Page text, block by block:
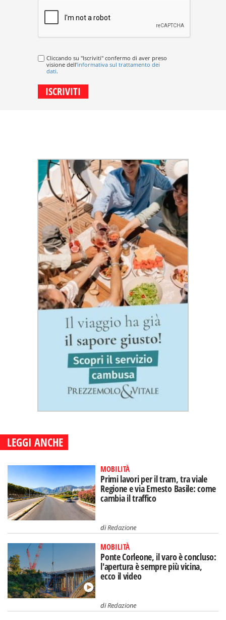
Cliccando su "Iscriviti" confermo di aver preso
visione dell'informativa sul trattamento dei
dati.
LEGGI ANCHE
MOBILITÀ
Primi lavori per il tram, tra viale
Regione e via Ernesto Basile: come
cambia il traffico
diRedazione
MOBILITÀ
Ponte Corleone, il varo è concluso:
l'apertura è sempre più vicina,
ecco il video
diRedazione